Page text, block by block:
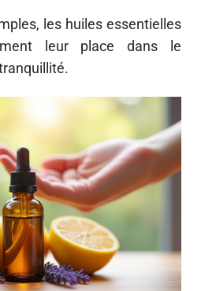
les huiles essentielles
leur place dans le